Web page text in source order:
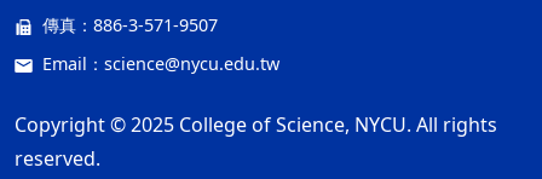
傳真： 886-3-571-9507
Email： science@nycu.edu.tw
Copyright © 2025 College of Science, NYCU. All rights
reserved.